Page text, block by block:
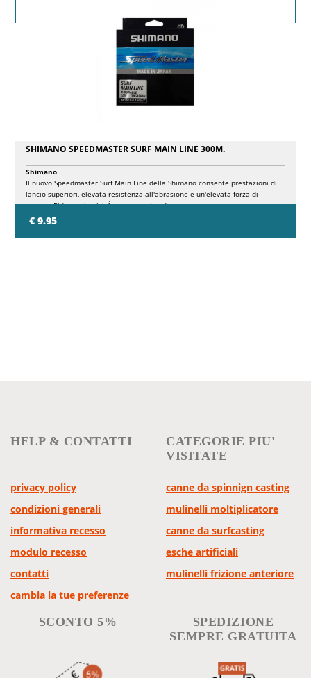
SHIMANO SPEEDMASTER SURF MAIN LINE 300M.
€ 9.95
Shimano
Il nuovo Speedmaster Surf Main Line della Shimano consente prestazioni di
lancio superiori, elevata resistenza all'abrasione e un'elevata forza di
rottura. Ridotta elasticitÃ e tenuta al nodo.
HELP & CONTATTI
privacy policy
condizioni generali
informativa recesso
modulo recesso
contatti
cambia la tue preferenze
CATEGORIE PIU'
VISITATE
canne da spinnign casting
mulinelli moltiplicatore
canne da surfcasting
esche artificiali
mulinelli frizione anteriore
SCONTO 5%
SPEDIZIONE
SEMPRE GRATUITA